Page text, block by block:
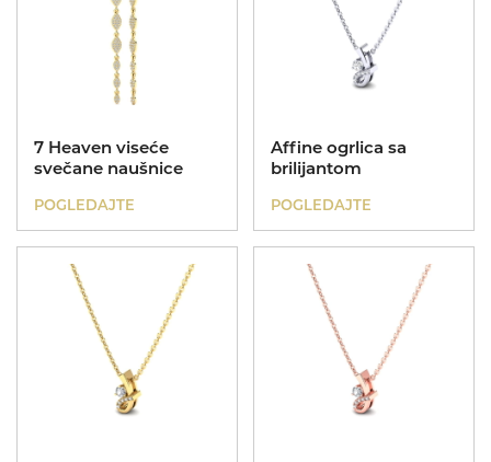
7 Heaven viseće
svečane naušnice
POGLEDAJTE
Affine ogrlica sa
brilijantom
POGLEDAJTE